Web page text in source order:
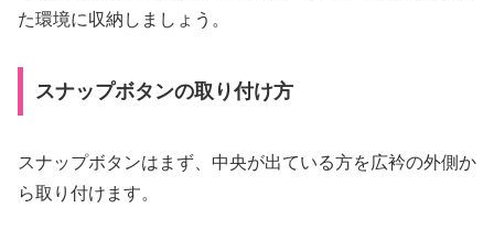
た環境に収納しましょう。
スナップボタンの取り付け方
スナップボタンはまず、中央が出ている方を広衿の外側か
ら取り付けます。